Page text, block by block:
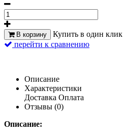
В корзину Купить в один клик
перейти к сравнению
Описание
Характеристики
Доставка Оплата
Отзывы (0)
Описание: